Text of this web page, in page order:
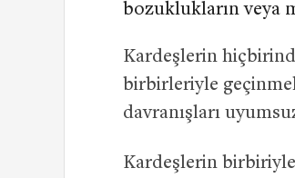
bozuklukların veya
Kardeşlerin
birbirleriyle
davranışları
Kardeşlerin